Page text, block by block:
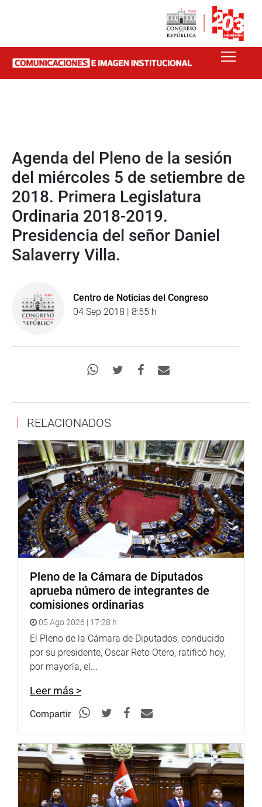
Agenda del Pleno de la sesión
del miércoles 5 de setiembre de
2018. Primera Legislatura
Ordinaria 2018-2019.
Presidencia del señor Daniel
Salaverry Villa.
Centro de Noticias del Congreso
04 Sep 2018 | 8:55 h
RELACIONADOS
Pleno de la Cámara de Diputados
aprueba número de integrantes de
comisiones ordinarias
05 Ago 2026 | 17:28 h
El Pleno de la Cámara de Diputados, conducido
por su presidente, Oscar Reto Otero, ratificó hoy,
por mayoría, el...
Leer más >
Compartir